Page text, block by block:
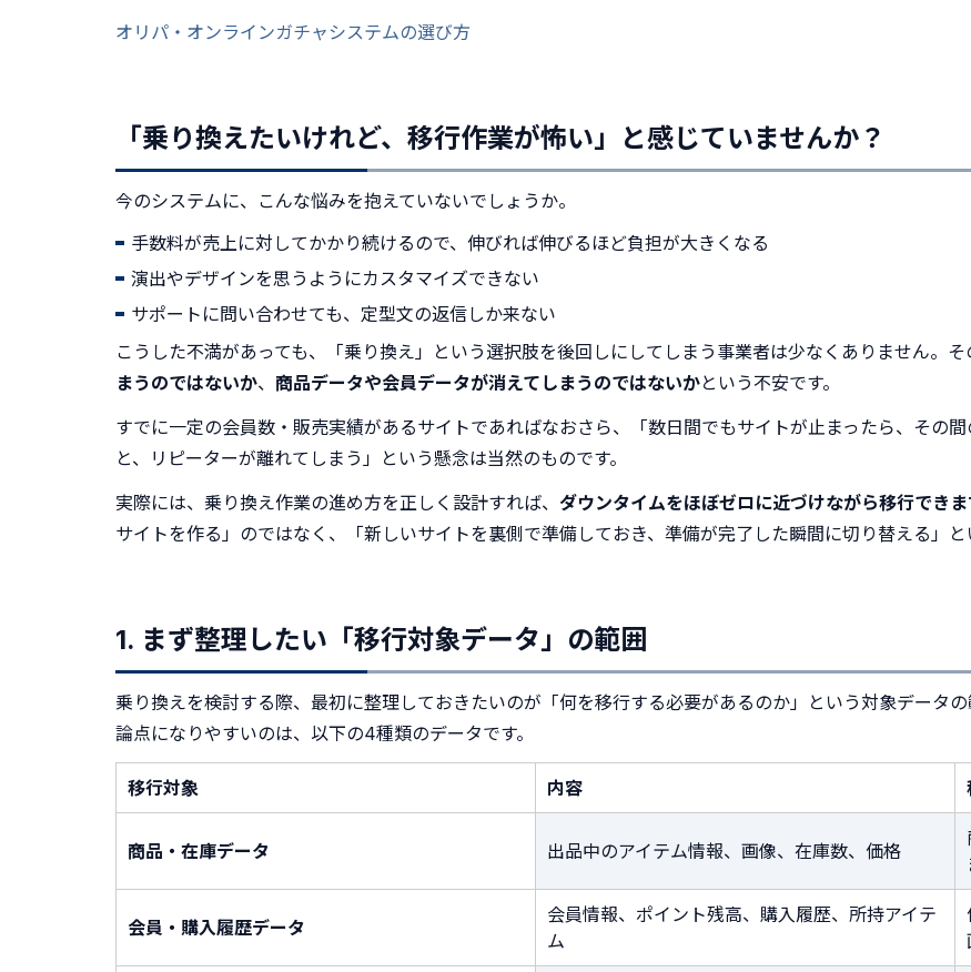
オリパ・オンラインガチャシステムの選び方
「乗り換えたいけれど、移行作業が怖い」と感じていませんか？
今のシステムに、こんな悩みを抱えていないでしょうか。
手数料が売上に対してかかり続けるので、伸びれば伸びるほど負担が大きくなる
演出やデザインを思うようにカスタマイズできない
サポートに問い合わせても、定型文の返信しか来ない
こうした不満があっても、「乗り換え」という選択肢を後回しにしてしまう事業者は少なくありません。
まうのではないか、 商品データや会員データが消えてしまうのではないかという不安です。
すでに一定の会員数・販売実績があるサイトであればなおさら、「数日間でもサイトが止まったら、その
と、リピーターが離れてしまう」という懸念は当然のものです。
実際には、乗り換え作業の進め方を正しく設計すれば、 ダウンタイムをほぼゼロに近づけながら移行できま
サイトを作る」のではなく、「新しいサイトを裏側で準備しておき、準備が完了した瞬間に切り替える」と
1. まず整理したい「移行対象データ」の範囲
乗り換えを検討する際、最初に整理しておきたいのが「何を移行する必要があるのか」という対象データ
論点になりやすいのは、以下の4種類のデータです。
移行対象 内容
商品・在庫データ 出品中のアイテム情報、画像、在庫数、価格
会員・購入履歴データ
会員情報、ポイント残高、購入履歴、所持アイテ
ム